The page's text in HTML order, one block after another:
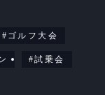
ゴルフ大会
試乗会